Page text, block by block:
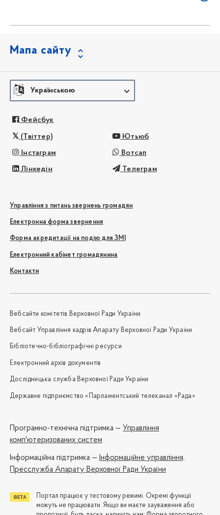
Мапа сайту
Українською
Фейсбук
(Твіттер) Ютьюб
Інстаграм Вотсап
Лінкедін Телеграм
Управління з питань звернень громадян
Електронна форма звернення
Форма акредитації на подію для ЗМІ
Електронний кабінет громадянина
Контакти
Вебсайти комітетів Верховної Ради України
Вебсайт Управління кадрів Апарату Верховної Ради України
Бібліотечно-бібліографічні ресурси
Електронний архів документів
Дослідницька служба Верховної Ради України
Державне підприємство «Парламентський телеканал «Рада»
Програмно-технічна підтримка — Управління
комп'ютеризованих систем
Iнформаційна підтримка — Інформаційне управління,
Пресслужба Апарату Верховної Ради України
Портал працює у тестовому режимі. Окремі функції
можуть не працювати. Якщо ви маєте зауваження або